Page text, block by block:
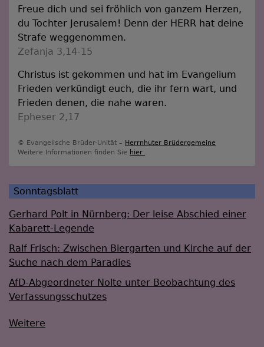
Freue dich und sei fröhlich von ganzem Herzen,
du Tochter Jerusalem! Denn der HERR hat deine
Strafe weggenommen.
Zefanja 3,14-15
Christus ist gekommen und hat im Evangelium
Frieden verkündigt euch, die ihr fern wart, und
Frieden denen, die nahe waren.
Epheser 2,17
© Evangelische Brüder-Unität – Herrnhuter Brüdergemeine
Weitere Informationen finden Sie hier .
Sonntagsblatt
Gerhard Polt in Nürnberg: Der leise Abschied einer
Kabarett-Legende
Ralf Frisch: Zwischen Biergarten und Kirche auf der
Suche nach dem Paradies
AfD-Abgeordneter Nolte unter Beobachtung des
Verfassungsschutzes
Weitere